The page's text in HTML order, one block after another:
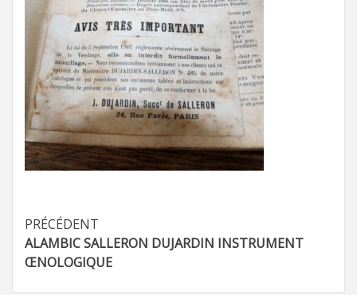
Navigation
d’article
PRÉCÉDENT
ALAMBIC SALLERON DUJARDIN INSTRUMENT
ŒNOLOGIQUE